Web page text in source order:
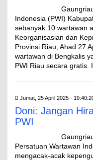
Indonesia (PWI)
sebanyak 10 wartawan
Keorganisasian dan
Provinsi Riau, Ahad 27
wartawan di Bengkalis
PWI Riau secara gratis.
Jumat, 25 April 2025 -
Doni: Jangan
PWI
Persatuan Wartawan
mengacak-acak